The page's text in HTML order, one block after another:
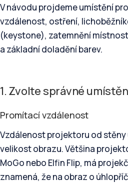
V návodu projdeme umístění
vzdálenost, ostření,
(keystone), zatemnění
a základní doladění barev.
1. Zvolte správné
Promítací vzdálenost
Vzdálenost projektoru od
velikost obrazu. Většina
MoGo nebo Elfin Flip, má
znamená, že na obraz o